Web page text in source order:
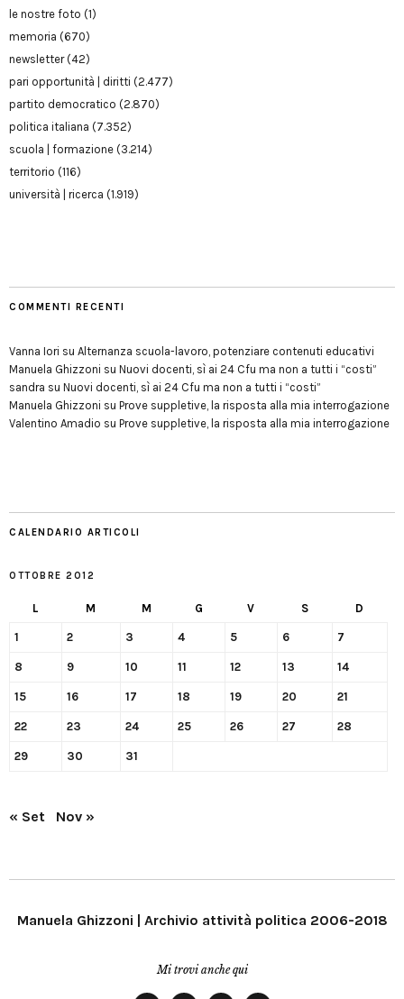
le nostre foto (1)
memoria (670)
newsletter(42)
pari opportunità | diritti (2.477)
partito democratico (2.870)
politica italiana (7.352)
scuola | formazione (3.214)
territorio (116)
università | ricerca (1.919)
COMMENTI RECENTI
Vanna Iori su Alternanza scuola-lavoro, potenziare contenuti educativi
Manuela Ghizzoni su Nuovi docenti, sì ai 24 Cfu ma non a tutti i “costi”
sandra su Nuovi docenti, sì ai 24 Cfu ma non a tutti i “costi”
Manuela Ghizzoni su Prove suppletive, la risposta alla mia interrogazione
Valentino Amadio su Prove suppletive, la risposta alla mia interrogazione
CALENDARIO ARTICOLI
OTTOBRE 2012
L M M G V S D
1 2 3 4 5 6 7
8 9 10 11 12 13 14
15 16 17 18 19 20 21
22 23 24 25 26 27 28
29 30 31
« Set Nov »
Manuela Ghizzoni | Archivio attività politica 2006-2018
Mi trovi anche qui